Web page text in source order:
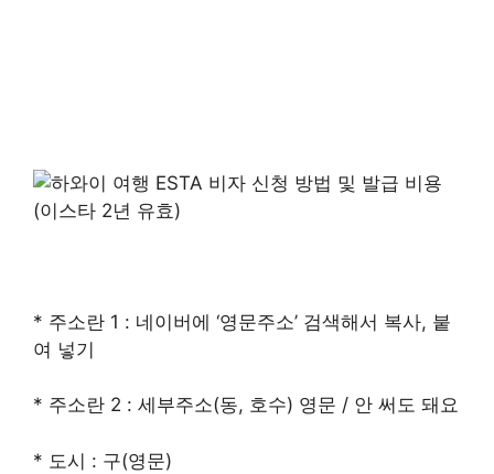
* 주소란 1 : 네이버에 ‘영문주소’ 검색해서 복사, 붙
여 넣기
* 주소란 2 : 세부주소(동, 호수) 영문 / 안 써도 돼요
* 도시 : 구(영문)